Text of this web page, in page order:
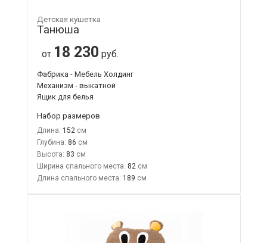
Детская кушетка
Танюша
от 18 230 руб.
Фабрика - Мебель Холдинг
Механизм - выкатной
Ящик для белья
Набор размеров
Длина: 152
Глубина: 86
Высота: 83
Ширина спального места: 82
Длина спального места: 189